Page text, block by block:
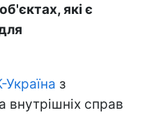
які є
Україна з
внутрішніх справ